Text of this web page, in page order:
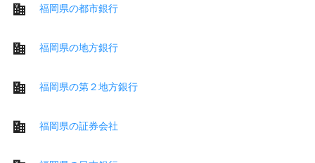
福岡県の都市銀行
福岡県の地方銀行
福岡県の第２地方銀行
福岡県の証券会社